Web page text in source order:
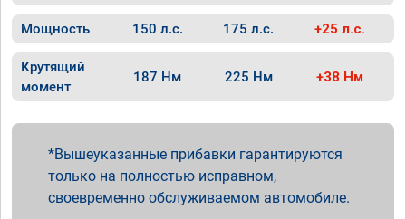
Мощность 150 л.с. 175 л.с. +25 л.с.
Крутящий
момент
187 Нм 225 Нм +38 Нм
Вышеуказанные прибавки гарантируются
только на полностью исправном,
своевременно обслуживаемом автомобиле.